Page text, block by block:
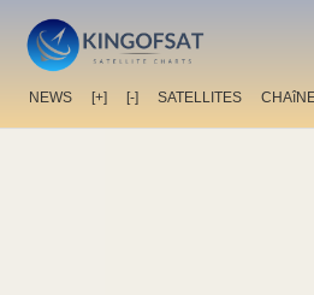
NEWS [+] [-] SATELLITES